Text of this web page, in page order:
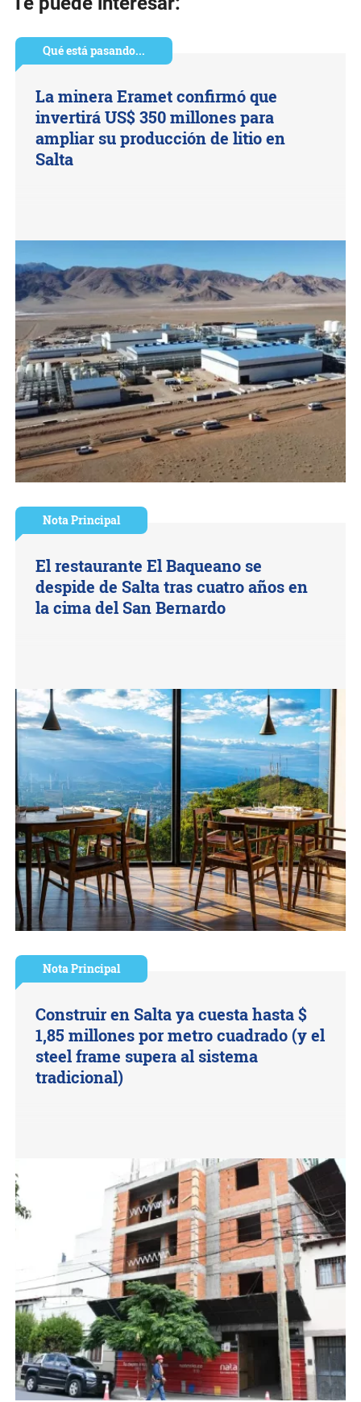
Qué está pasando...
La minera Eramet confirmó que
invertirá US$ 350 millones para
ampliar su producción de litio en
Salta
Nota Principal
El restaurante El Baqueano se
despide de Salta tras cuatro años en
la cima del San Bernardo
Nota Principal
Construir en Salta ya cuesta hasta $
1,85 millones por metro cuadrado (y el
steel frame supera al sistema
tradicional)